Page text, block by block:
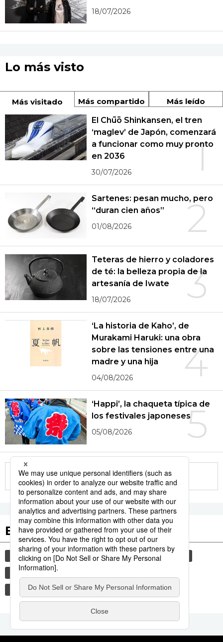
18/07/2026
Lo más visto
Más visitado Más compartido Más leído
1
El Chūō Shinkansen, el tren
‘maglev’ de Japón, comenzará
a funcionar como muy pronto
en 2036
30/07/2026
2
Sartenes: pesan mucho, pero
“duran cien años”
01/08/2026
3
Teteras de hierro y coladores
de té: la belleza propia de la
artesanía de Iwate
18/07/2026
4
‘La historia de Kaho’, de
Murakami Haruki: una obra
sobre las tensiones entre una
madre y una hija
04/08/2026
5
‘Happi’, la chaqueta típica de
los festivales japoneses
05/08/2026
More in this series
Etiquetas destacadas
cultura sociedad gastronomía
vida
jiji press
gastronomía japonesa